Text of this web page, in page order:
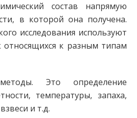
состав напрямую
в которой она получена.
исследования используют
к разным типам
Это определение
температуры, запаха,
и т.д.